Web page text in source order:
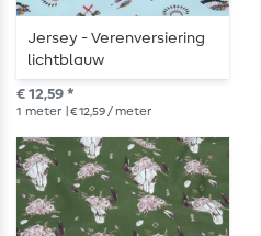
Jersey - Verenversiering
lichtblauw
€ 12,59 *
1 meter | € 12,59 / meter